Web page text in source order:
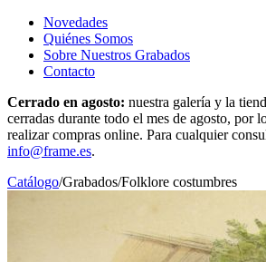
Novedades
Quiénes Somos
Sobre Nuestros Grabados
Contacto
Cerrado en agosto: nuestra galería y la
cerradas durante todo el mes de agosto, por
realizar compras online. Para cualquier
info@frame.es.
Catálogo/Grabados/Folklore costumbres